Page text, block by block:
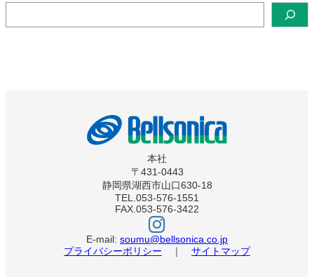
本社
〒431-0443
静岡県湖西市山口630-18
TEL.053-576-1551
FAX.053-576-3422
ベ
ル
ソ
ニ
カ
E-mail: soumu@bellsonica.co.jp
プライバシーポリシー ｜ サイトマップ